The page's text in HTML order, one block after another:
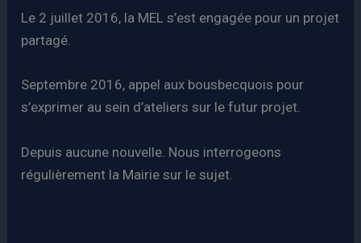
Le 2 juillet 2016, la MEL s’est engagée pour un projet
partagé.
Septembre 2016, appel aux bousbecquois pour
s’exprimer au sein d’ateliers sur le futur projet.
Depuis aucune nouvelle. Nous interrogeons
régulièrement la Mairie sur le sujet.